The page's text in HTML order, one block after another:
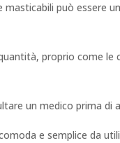
può essere
proprio come
un medico prima di
e semplice da